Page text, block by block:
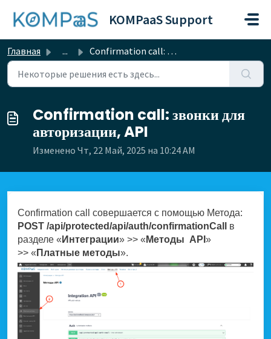
KOMPaaS Support
Главная ... Confirmation call: звонки для авторизации, API
Confirmation call: звонки для
авторизации, API
Изменено Чт, 22 Май, 2025 на 10:24 AM
Confirmation call совершается с помощью Метода:
POST /api/protected/api/auth/confirmationCall
в
разделе « Интеграции» >> « Методы API »
>> « Платные методы».